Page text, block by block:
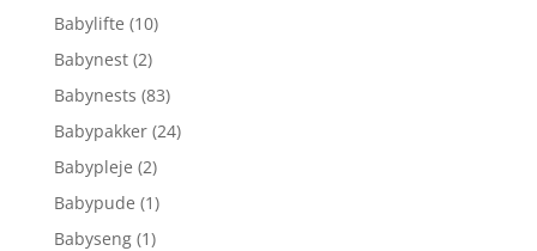
Babylifte (10)
Babynest (2)
Babynests (83)
Babypakker (24)
Babypleje (2)
Babypude (1)
Babyseng (1)